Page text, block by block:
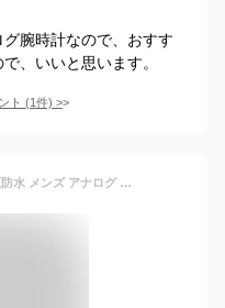
腕時計なので、おすす
、いいと思います。
ト (1件) >
セイコー スポーツウォッチ 5気圧防水 メンズ アナログ 腕時計 おしゃれな 伸縮バンド シルバー 銀色 メタル ステンレスバンド (AL17P-1903) 見やすい アラビア数字 ALBA マラソン ランニング 時計 アウトドアウォッチ 伸縮自在 エクスパンションバンド